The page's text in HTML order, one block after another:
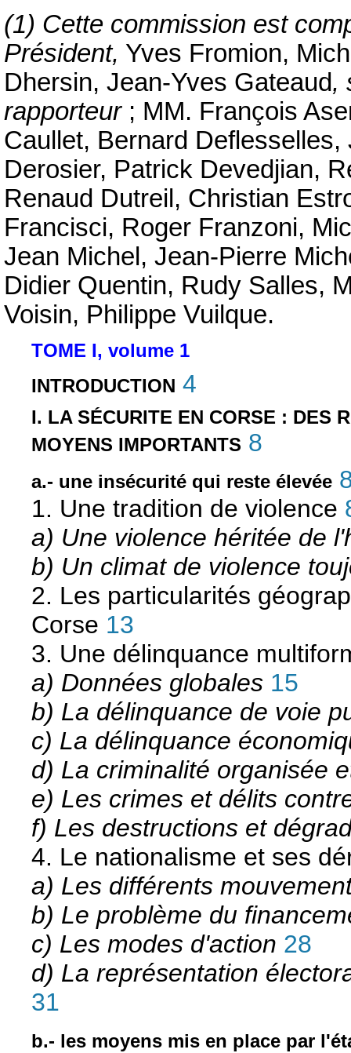
(1) Cette commission est
Président, Yves Fromion,
Dhersin, Jean-Yves Gateaud,
rapporteur ; MM. François
Caullet, Bernard
Derosier, Patrick Devedjian,
Renaud Dutreil, Christian
Francisci, Roger Franzoni,
Jean Michel, Jean-Pierre
Didier Quentin, Rudy Salles,
Voisin, Philippe Vuilque.
TOME I, volume 1
INTRODUCTION 4
I. LA SÉCURITE EN CORSE : DES
MOYENS IMPORTANTS 8
a.- une insécurité qui reste élevée
1. Une tradition de violence
a) Une violence héritée de
b) Un climat de violence
2. Les particularités
Corse 13
3. Une délinquance
a) Données globales 15
b) La délinquance de voie
c) La délinquance
d) La criminalité organisée
e) Les crimes et délits
f) Les destructions et
4. Le nationalisme et ses
a) Les différents
b) Le problème du
c) Les modes d'action 28
d) La représentation
31
b.- les moyens mis en place par